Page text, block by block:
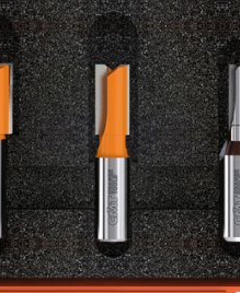
LAMES DE SCIES
SABRES